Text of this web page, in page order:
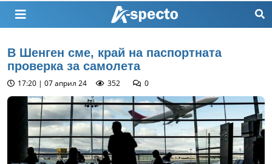
В Шенген сме, край на паспортната
проверка за самолета
17:20 | 07 април 24 352 0